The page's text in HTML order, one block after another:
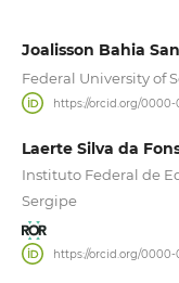
Joalisson Bahia
Federal University of
https://orcid.org/
Laerte Silva da
Instituto Federal de
Sergipe
https://orcid.org/